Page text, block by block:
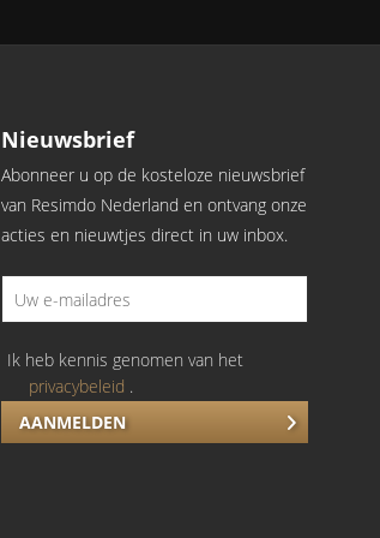
Nieuwsbrief
Abonneer u op de kosteloze nieuwsbrief
van Resimdo Nederland en ontvang onze
acties en nieuwtjes direct in uw inbox.
AANMELDEN
Ik heb kennis genomen van het
privacybeleid .